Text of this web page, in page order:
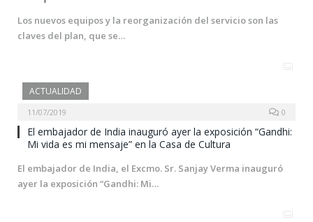
Los nuevos equipos y la reorganización del servicio son las
claves del plan, que se…
ACTUALIDAD
11/07/2019 0
El embajador de India inauguró ayer la exposición “Gandhi:
Mi vida es mi mensaje” en la Casa de Cultura
El embajador de India, el Excmo. Sr. Sanjay Verma inauguró
ayer la exposición “Gandhi: Mi…